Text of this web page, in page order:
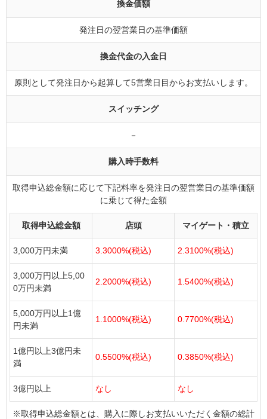
換金価額
発注日の翌営業日の基準価額
換金代金の入金日
原則として発注日から起算して5営業日目からお支払いします。
スイッチング
－
購入時手数料
取得申込総金額に応じて下記料率を発注日の翌営業日の基準価額
に乗じて得た金額
取得申込総金額 店頭 マイゲート・積立
3,000万円未満 3.3000%(税込) 2.3100%(税込)
3,000万円以上5,00
0万円未満
2.2000%(税込) 1.5400%(税込)
5,000万円以上1億
円未満
1.1000%(税込) 0.7700%(税込)
1億円以上3億円未
満
0.5500%(税込) 0.3850%(税込)
3億円以上 なし なし
※取得申込総金額とは、購入に際しお支払いいただく金額の総計